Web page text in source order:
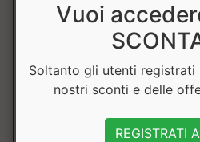
L-
Self
Utile per il recupero, la crescita
del dolore post-
Vuoi
Soltanto gli utenti registrati
nostri sconti e delle
REGISTRATI